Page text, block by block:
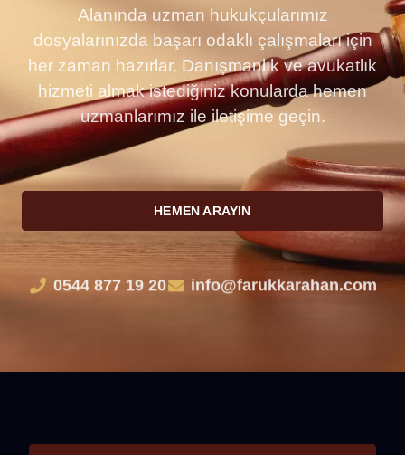
Alanında uzman hukukçularımız
dosyalarınızda başarı odaklı çalışmaları için
her zaman hazırlar. Danışmanlık ve avukatlık
hizmeti almak istediğiniz konularda hemen
uzmanlarımız ile iletişime geçin.
HEMEN ARAYIN
0544 877 19 20 info@farukkarahan.com